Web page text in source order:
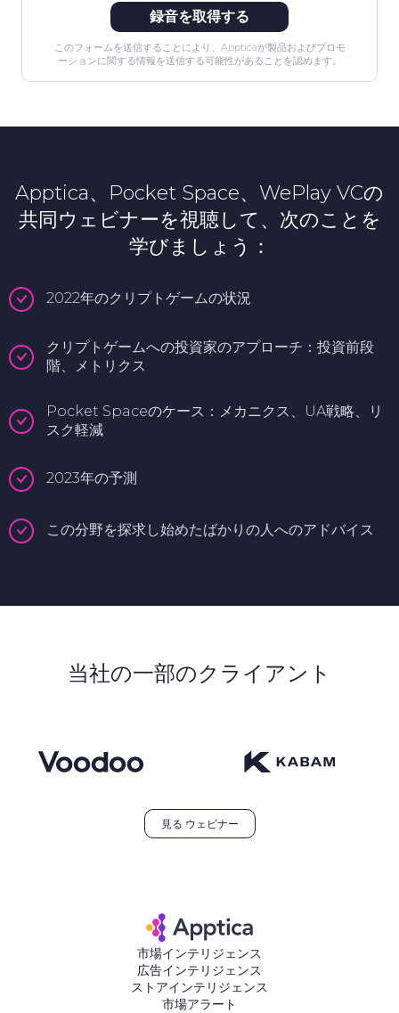
録音を取得する
このフォームを送信することにより、Appticaが製品およびプロモ
ーションに関する情報を送信する可能性があることを認めます。
Apptica、Pocket Space、WePlay VCの
共同ウェビナーを視聴して、次のことを
学びましょう：
2022年のクリプトゲームの状況
クリプトゲームへの投資家のアプローチ：投資前段
階、メトリクス
Pocket Spaceのケース：メカニクス、UA戦略、リ
スク軽減
2023年の予測
この分野を探求し始めたばかりの人へのアドバイス
当社の一部のクライアント
見る ウェビナー
市場インテリジェンス
広告インテリジェンス
ストアインテリジェンス
市場アラート